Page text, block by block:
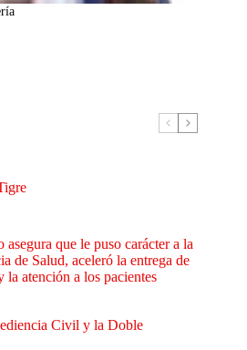
que le puso carácter a la
de Salud, aceleró la entrega de
la atención a los pacientes
Civil y la Doble